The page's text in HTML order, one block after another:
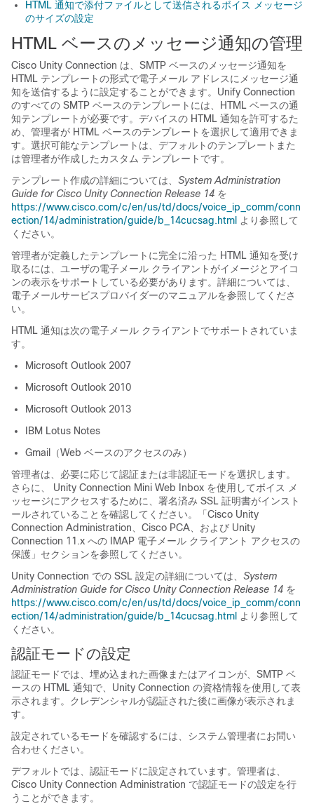
HTML 通知で添付ファイルとして送信されるボイス メッセージ
のサイズの設定
HTML ベースのメッセージ通知の管理
Cisco Unity Connection は、SMTP ベースのメッセージ通知を
HTML テンプレートの形式で電子メール アドレスにメッセージ通
知を送信するように設定することができます。Unify Connection
のすべての SMTP ベースのテンプレートには、HTML ベースの通
知テンプレートが必要です。デバイスの HTML 通知を許可するた
め、管理者が HTML ベースのテンプレートを選択して適用できま
す。選択可能なテンプレートは、デフォルトのテンプレートまた
は管理者が作成したカスタム テンプレートです。
テンプレート作成の詳細については、 System Administration
Guide for Cisco Unity Connection Release 14 を
https://www.cisco.com/c/en/us/td/docs/voice_ip_comm/conn
ection/14/administration/guide/b_14cucsag.html より参照して
ください。
管理者が定義したテンプレートに完全に沿った HTML 通知を受け
取るには、ユーザの電子メール クライアントがイメージとアイコ
ンの表示をサポートしている必要があります。詳細については、
電子メールサービスプロバイダーのマニュアルを参照してくださ
い。
HTML 通知は次の電子メール クライアントでサポートされていま
す。
Microsoft Outlook 2007
Microsoft Outlook 2010
Microsoft Outlook 2013
IBM Lotus Notes
Gmail（Web ベースのアクセスのみ）
管理者は、必要に応じて認証または非認証モードを選択します。
さらに、 Unity Connection Mini Web Inbox を使用してボイス メ
ッセージにアクセスするために、署名済み SSL 証明書がインスト
ールされていることを確認してください。「Cisco Unity
Connection Administration、Cisco PCA、および Unity
Connection 11.x への IMAP 電子メール クライアント アクセスの
保護」セクションを参照してください。
Unity Connection での SSL 設定の詳細については、 System
Administration Guide for Cisco Unity Connection Release 14 を
https://www.cisco.com/c/en/us/td/docs/voice_ip_comm/conn
ection/14/administration/guide/b_14cucsag.html より参照して
ください。
認証モードの設定
認証モードでは、埋め込まれた画像またはアイコンが、SMTP ベ
ースの HTML 通知で、Unity Connection の資格情報を使用して表
示されます。クレデンシャルが認証された後に画像が表示されま
す。
設定されているモードを確認するには、システム管理者にお問い
合わせください。
デフォルトでは、認証モードに設定されています。管理者は、
Cisco Unity Connection Administration で認証モードの設定を行
うことができます。